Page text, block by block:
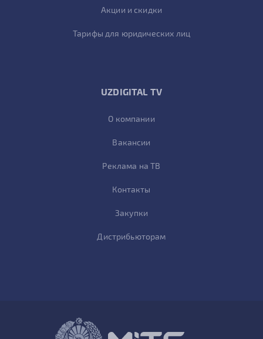
Акции и скидки
Тарифы для юридических лиц
UZDIGITAL TV
О компании
Вакансии
Реклама на ТВ
Контакты
Закупки
Дистрибьюторам